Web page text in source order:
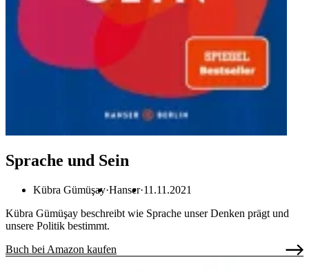
Sprache und Sein
Kübra Gümüşay Hanser 11.11.2021
Kübra Gümüşay beschreibt wie Sprache unser Denken prägt und
unsere Politik bestimmt.
Buch bei Amazon kaufen